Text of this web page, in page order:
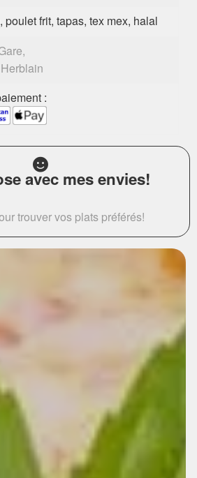
poulet frit, tapas, tex mex, halal
:
avec mes envies!
trouver vos plats préférés!